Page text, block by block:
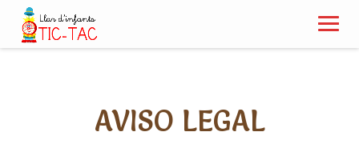
Skip
content
AVISO LEGAL